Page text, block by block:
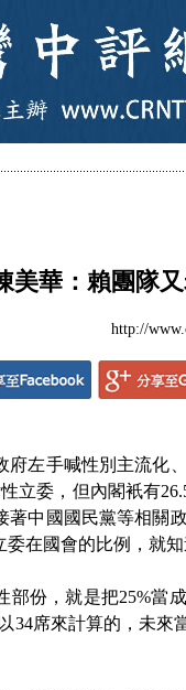
美華：賴團隊
http://
手喊性別主流化
立委，但內閣衹有
著中國國民黨等相關
在國會的比例，就
，就是把25%當成
34席來計算的，未